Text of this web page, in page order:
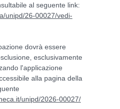
al seguente link:
unipd/26-00027/vedi-
dovrà essere
esclusivamente
l'applicazione
alla pagina della
unipd/2026-00027/